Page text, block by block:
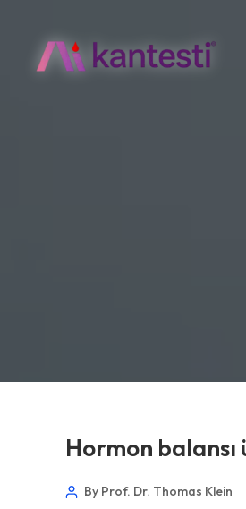
Hormon
By Prof. Dr. Thomas Klein